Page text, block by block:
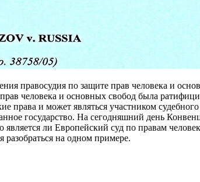
правосудия по защите прав человека и
человека и основных свобод была
права и может являться участником
государство. На сегодняшний день
ли Европейский суд по правам
разобраться на одном примере.